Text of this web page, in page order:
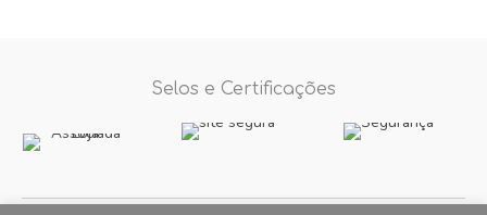
Selos e Certificações